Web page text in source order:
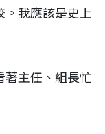
。我應該是史上
著主任、組長忙